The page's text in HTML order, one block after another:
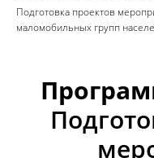
Подготовка проектов
маломобильных групп